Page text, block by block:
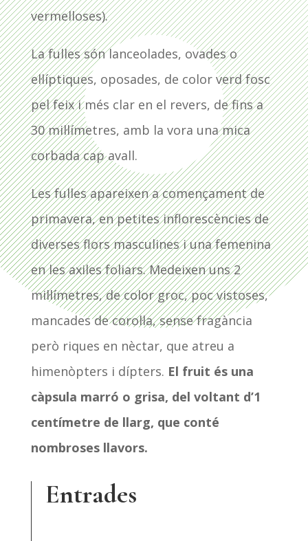
vermelloses).
La fulles són lanceolades, ovades o
el·líptiques, oposades, de color verd fosc
pel feix i més clar en el revers, de fins a
30 mil·límetres, amb la vora una mica
corbada cap avall.
Les fulles apareixen a començament de
primavera, en petites inflorescències de
diverses flors masculines i una femenina
en les axiles foliars. Medeixen uns 2
mil·límetres, de color groc, poc vistoses,
mancades de corol·la, sense fragància
però riques en nèctar, que atreu a
himenòpters i dípters. El fruit és una
càpsula marró o grisa, del voltant d’1
centímetre de llarg, que conté
nombroses llavors.
Entrades